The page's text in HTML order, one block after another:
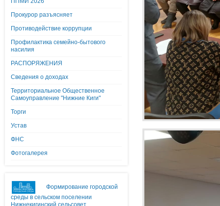
Прокурор разъясняет
Противодействие коррупции
Профилактика семейно-бытового
насилия
РАСПОРЯЖЕНИЯ
Сведения о доходах
Территориальное Общественное
Самоуправление "Нижние Киги"
Торги
Устав
ФНС
Фотогалерея
Формирование городской
среды в сельском поселении
Нижнекигинский сельсовет